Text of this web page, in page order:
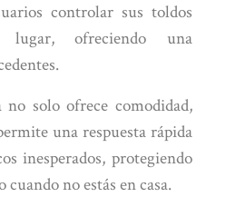
controlar sus toldos
lugar, ofreciendo una
solo ofrece comodidad,
una respuesta rápida
inesperados, protegiendo
no estás en casa.